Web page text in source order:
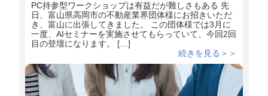
PC持参型ワークショップは有益だが難しさもある 先
日、富山県高岡市の不動産業界団体様にお招きいただ
き、富山に出張してきました。 この団体様では3月に
一度、AIセミナーを実施させてもらっていて、今回2回
目の登壇になります。 […]
続きを見る＞＞